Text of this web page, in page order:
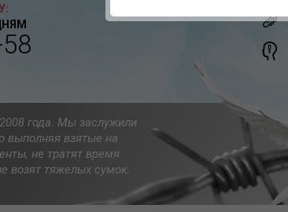
года. Мы заслужили
выполняя взятые на
не тратят время
возят тяжелых сумок.